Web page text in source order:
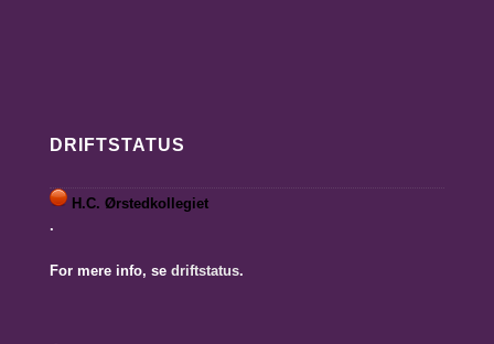
DRIFTSTATUS
H.C. Ørstedkollegiet
.
For mere info, se driftstatus.